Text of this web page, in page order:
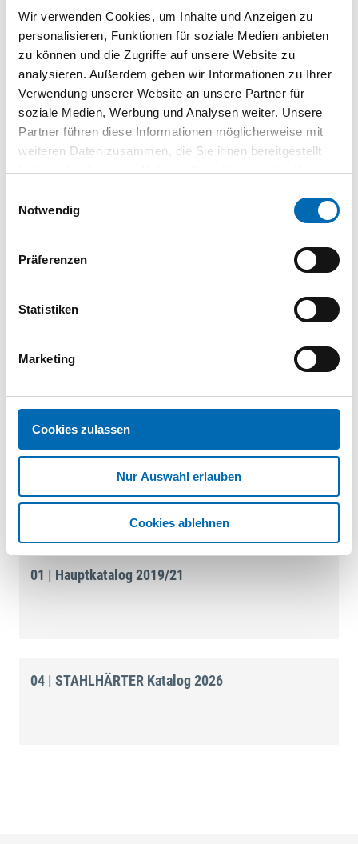
Wir verwenden Cookies, um Inhalte und Anzeigen zu
personalisieren, Funktionen für soziale Medien anbieten
zu können und die Zugriffe auf unsere Website zu
analysieren. Außerdem geben wir Informationen zu Ihrer
Verwendung unserer Website an unsere Partner für
soziale Medien, Werbung und Analysen weiter. Unsere
Partner führen diese Informationen möglicherweise mit
weiteren Daten zusammen, die Sie ihnen bereitgestellt
haben oder die sie im Rahmen Ihrer Nutzung der Dienste
Notwendig
Präferenzen
Statistiken
Marketing
Cookies zulassen
Nur Auswahl erlauben
Cookies ablehnen
Torx®-Bit 1x TX10, 2x TX15, 2x TX20, 2x TX25, 1x TX27, 1x
TX30, 1x TX40
Torx®-Bits mit Innenbohrung je 1x TX10, TX15, TX20, TX25,
TX30, TX40, Innensechskant-Bit je 1x SW3, SW4, SW5, SW6
Technische Daten
Praktische Bitbox mit ansprechendem Sortiment aus
Schnellwechselbithalter und Kegelsenker runden das Bit-Set
Dokumente
01 | Hauptkatalog 2019/21
01 | Hauptkatalog 2019/21
04 | STAHLHÄRTER Katalog 2026